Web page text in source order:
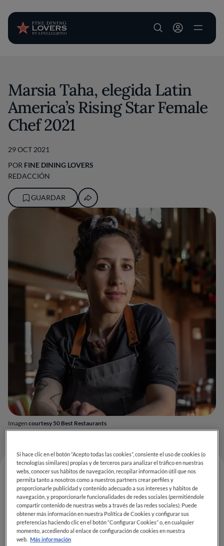
User account
Imagen courtesy 50 Best Restaurants
Marsia Taha, elegida Latin
America’s Rising Star Female
Chef 2021
29 OCT 2021
POR FINE DINING LOVERS
REDACCIÓN
GUARDAR
Si hace clic en el botón “Acepto todas las cookies”, consiente el uso de cookies (o
tecnologías similares) propias y de terceros para analizar el tráfico en nuestras
webs, conocer sus hábitos de navegación, recopilar información útil que nos
permita tanto a nosotros como a nuestros partners crear perfiles y
proporcionarle publicidad y contenido adecuado a sus intereses y hábitos de
navegación, y proporcionarle funcionalidades de redes sociales (permitiéndole
compartir contenido de nuestras webs a través de las redes sociales). Puede
obtener más información en nuestra Política de Cookies y configurar sus
preferencias haciendo clic en el botón “Configurar Cookies” o, en cualquier
momento, accediendo al enlace de configuración de cookies en nuestra
web. Más información